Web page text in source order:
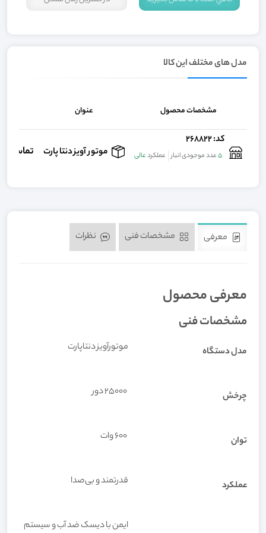
مدل های مختلف این کالا
مشخصات محصول عنوان
کد: 268822
5عدد موجودی انبار عملکردعالی موتور آویز دنتا پارت تماس
معرفی
معرفی محصول
مشخصات فنی
مدل دستگاه موتورآویز دنتاپارت
چرخش
توان
عملکرد قدرتمند و بی‌صدا
ایمن با دیسک ضد آب و سیستم